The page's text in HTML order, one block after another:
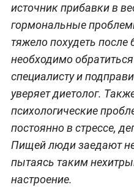
источник прибавки в
гормональные
тяжело похудеть после
необходимо
специалисту и
уверяет диетолог.
психологические
постоянно в стрессе,
Пищей люди заедают
пытаясь таким
настроение.